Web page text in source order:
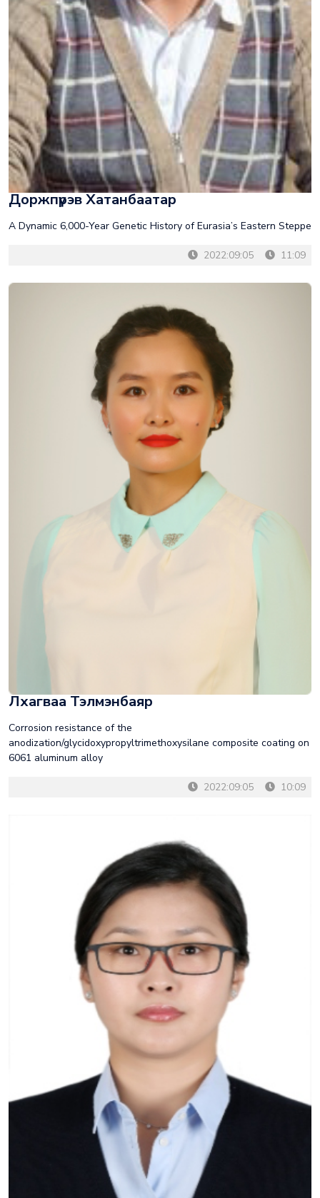
Доржпүрэв Хатанбаатар
A Dynamic 6,000-Year Genetic History of Eurasia’s Eastern Steppe
2022:09:05 11:09
Лхагваа Тэлмэнбаяр
Corrosion resistance of the
anodization/glycidoxypropyltrimethoxysilane composite coating on
6061 aluminum alloy
2022:09:05 10:09